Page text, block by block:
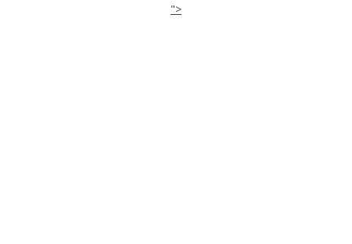
">